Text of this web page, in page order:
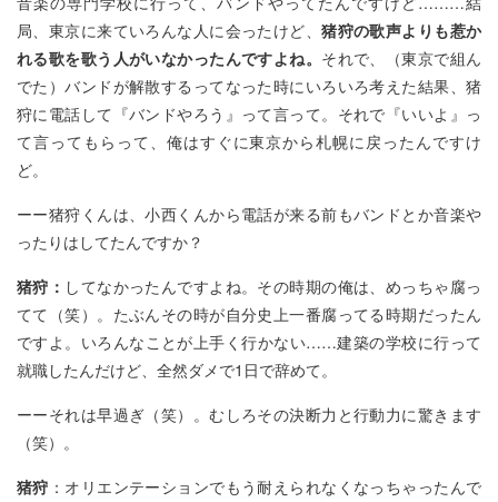
局、東京に来ていろんな人に会ったけど、猪狩の歌声よりも惹か
れる歌を歌う人がいなかったんですよね。 それで、（東京で組ん
でた）バンドが解散するってなった時にいろいろ考えた結果、猪
狩に電話して『バンドやろう』って言って。それで『いいよ』っ
て言ってもらって、俺はすぐに東京から札幌に戻ったんですけ
ど。
ーー猪狩くんは、小西くんから電話が来る前もバンドとか音楽や
ったりはしてたんですか？
猪狩： してなかったんですよね。その時期の俺は、めっちゃ腐っ
てて（笑）。たぶんその時が自分史上一番腐ってる時期だったん
ですよ。いろんなことが上手く行かない……建築の学校に行って
就職したんだけど、全然ダメで1日で辞めて。
ーーそれは早過ぎ（笑）。むしろその決断力と行動力に驚きます
（笑）。
猪狩 ：オリエンテーションでもう耐えられなくなっちゃったんで